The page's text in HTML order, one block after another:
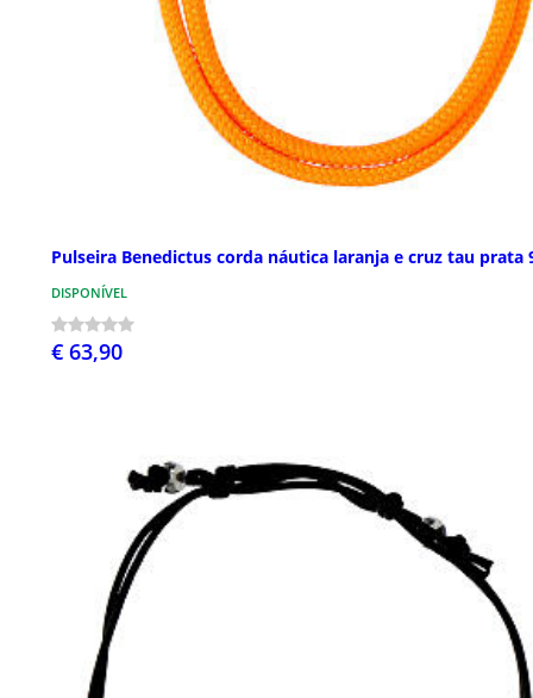
Pulseira Benedictus corda náutica laranja e cruz tau prata
DISPONÍVEL
€ 63,90